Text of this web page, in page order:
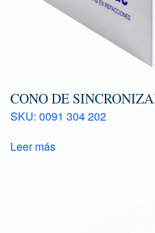
CONO DE
SKU: 0091 304 202
Leer más